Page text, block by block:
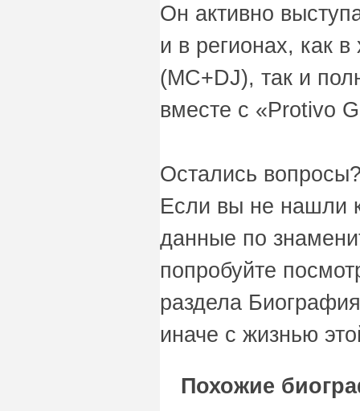
Он активно
и в регионах, как
(MC+DJ), так и
вместе с «Protivo
Остались
Если вы не нашли
данные по
попробуйте
раздела
иначе с жизнью
Похожие